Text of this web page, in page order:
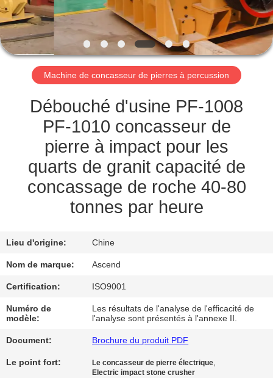
CONTRÔLE
DE
QUALITÉ
CONTACTEZ-
NOUS
DEMANDEZ
UNE
CITATION
PLAN
DU
SITE
POLITIQUE
DE
CONFIDENTIALITÉ
Machine de concasseur de pierres à percussion
Débouché d'usine PF-1008
PF-1010 concasseur de
pierre à impact pour les
quarts de granit capacité de
concassage de roche 40-80
tonnes par heure
Lieu d'origine: Chine
Nom de marque: Ascend
Certification: ISO9001
Numéro de
modèle:
Les résultats de l'analyse de l'efficacité de
l'analyse sont présentés à l'annexe II.
Document: Brochure du produit PDF
Le point fort: Le concasseur de pierre électrique,
Electric impact stone crusher